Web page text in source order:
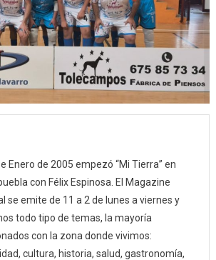
Enero de 2005 empezó “Mi Tierra” en
con Félix Espinosa. El Magazine
se emite de 11 a 2 de lunes a viernes y
todo tipo de temas, la mayoría
con la zona donde vivimos:
cultura, historia, salud, gastronomía,